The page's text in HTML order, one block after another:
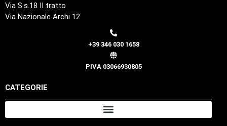
Via S.s.18 II tratto
Via Nazionale Archi 12
+39 346 030 1658
PIVA 03066930805
CATEGORIE